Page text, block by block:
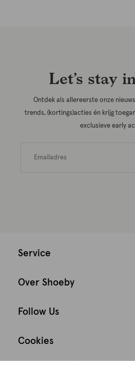
Let’s stay
Ontdek als allereerste onze
trends, (kortings)acties én krijg
exclusieve early
Service
Over Shoeby
Follow Us
Cookies